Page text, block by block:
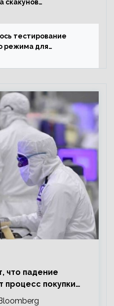
скакунов
тестирование
режима для
что падение
процесс покупки